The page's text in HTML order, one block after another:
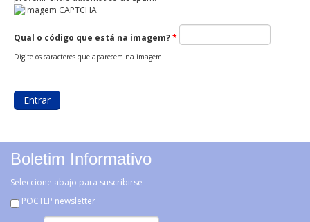
Qual o código que está na imagem?*
Digite os caracteres que aparecem na imagem.
Boletim Informativo
Seleccione abajo para suscribirse
POCTEP newsletter